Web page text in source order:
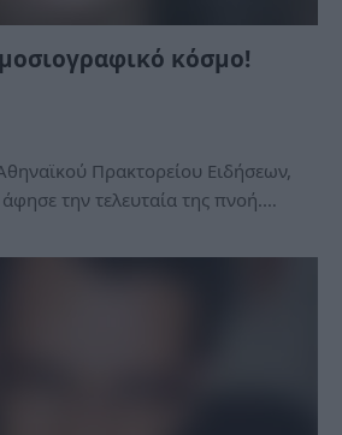
κόσμο!
Πρακτορείου Ειδήσεων,
την τελευταία της πνοή.…